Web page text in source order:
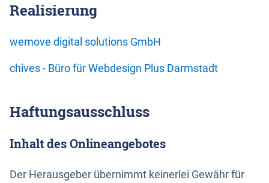
Realisierung
wemove digital solutions GmbH
chives - Büro für Webdesign Plus Darmstadt
Haftungsausschluss
Inhalt des Onlineangebotes
Der Herausgeber übernimmt keinerlei Gewähr für